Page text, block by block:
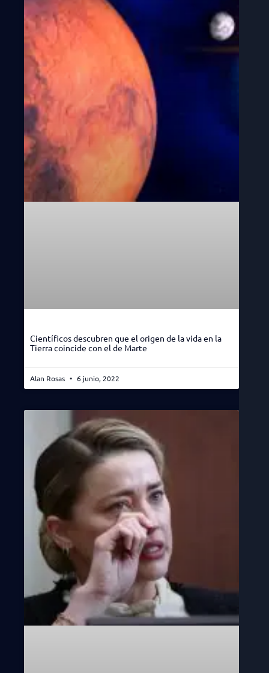
Científicos descubren que el origen de la vida en la
Tierra coincide con el de Marte
Alan Rosas 6 junio, 2022